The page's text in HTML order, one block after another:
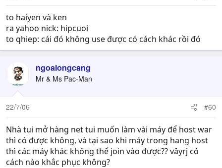
HAMACHI BẢN UPDATE MỚI NHẤT :
tại đây :
http://www.hamachi.cc/download
--------------------------------------------------------------------------
to haiyen và ken
ra yahoo nick: hipcuoi
to qhiep: cái đó không use được có cách khác rồi đó
ngoalongcang
Mr & Ms Pac-Man
22/7/06 #60
Nhà tui mở hàng net tui muốn làm vài máy để host war
thì có được không, và tại sao khi máy trong hang host
thì các máy khác không thể join vào được?? vâyrj có
cách nào khắc phục không?